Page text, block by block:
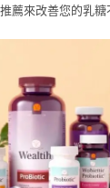
薦來改善您的乳糖